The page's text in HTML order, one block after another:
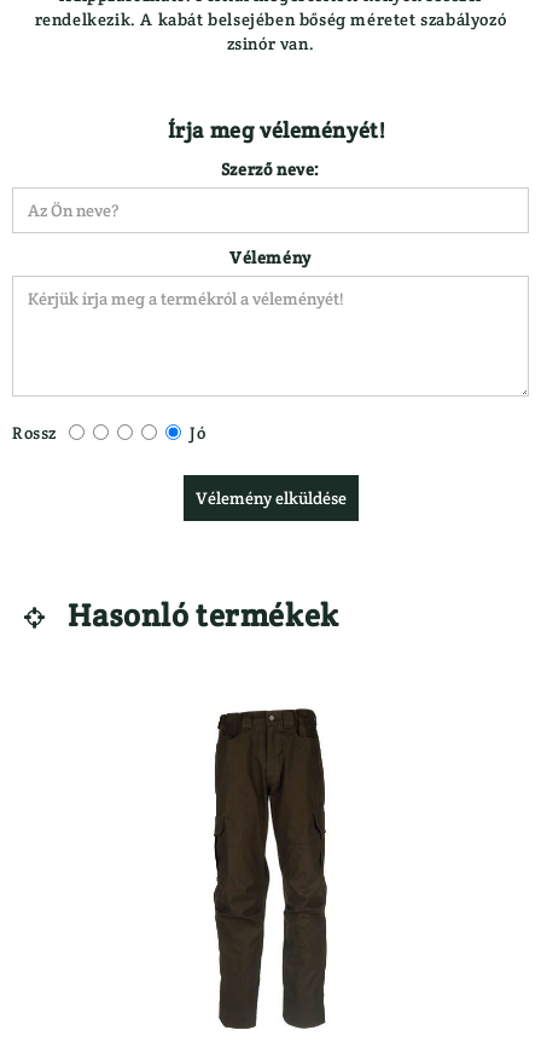
JÁTÉKFIGURÁK
SZERELÉK
TRÓFEA TISZTÍTÓK/ÁPOLÓK
VADETETŐ
rendelkezik. A kabát belsejében bőség méretet szabályozó
zsinór van.
Írja meg véleményét!
Szerző neve:
Vélemény
Rossz Jó
Vélemény elküldése
 Hasonló termékek